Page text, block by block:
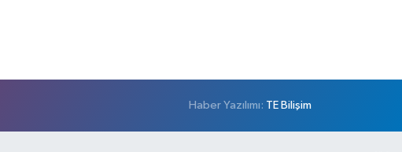
Haber Yazılımı: TE Bilişim